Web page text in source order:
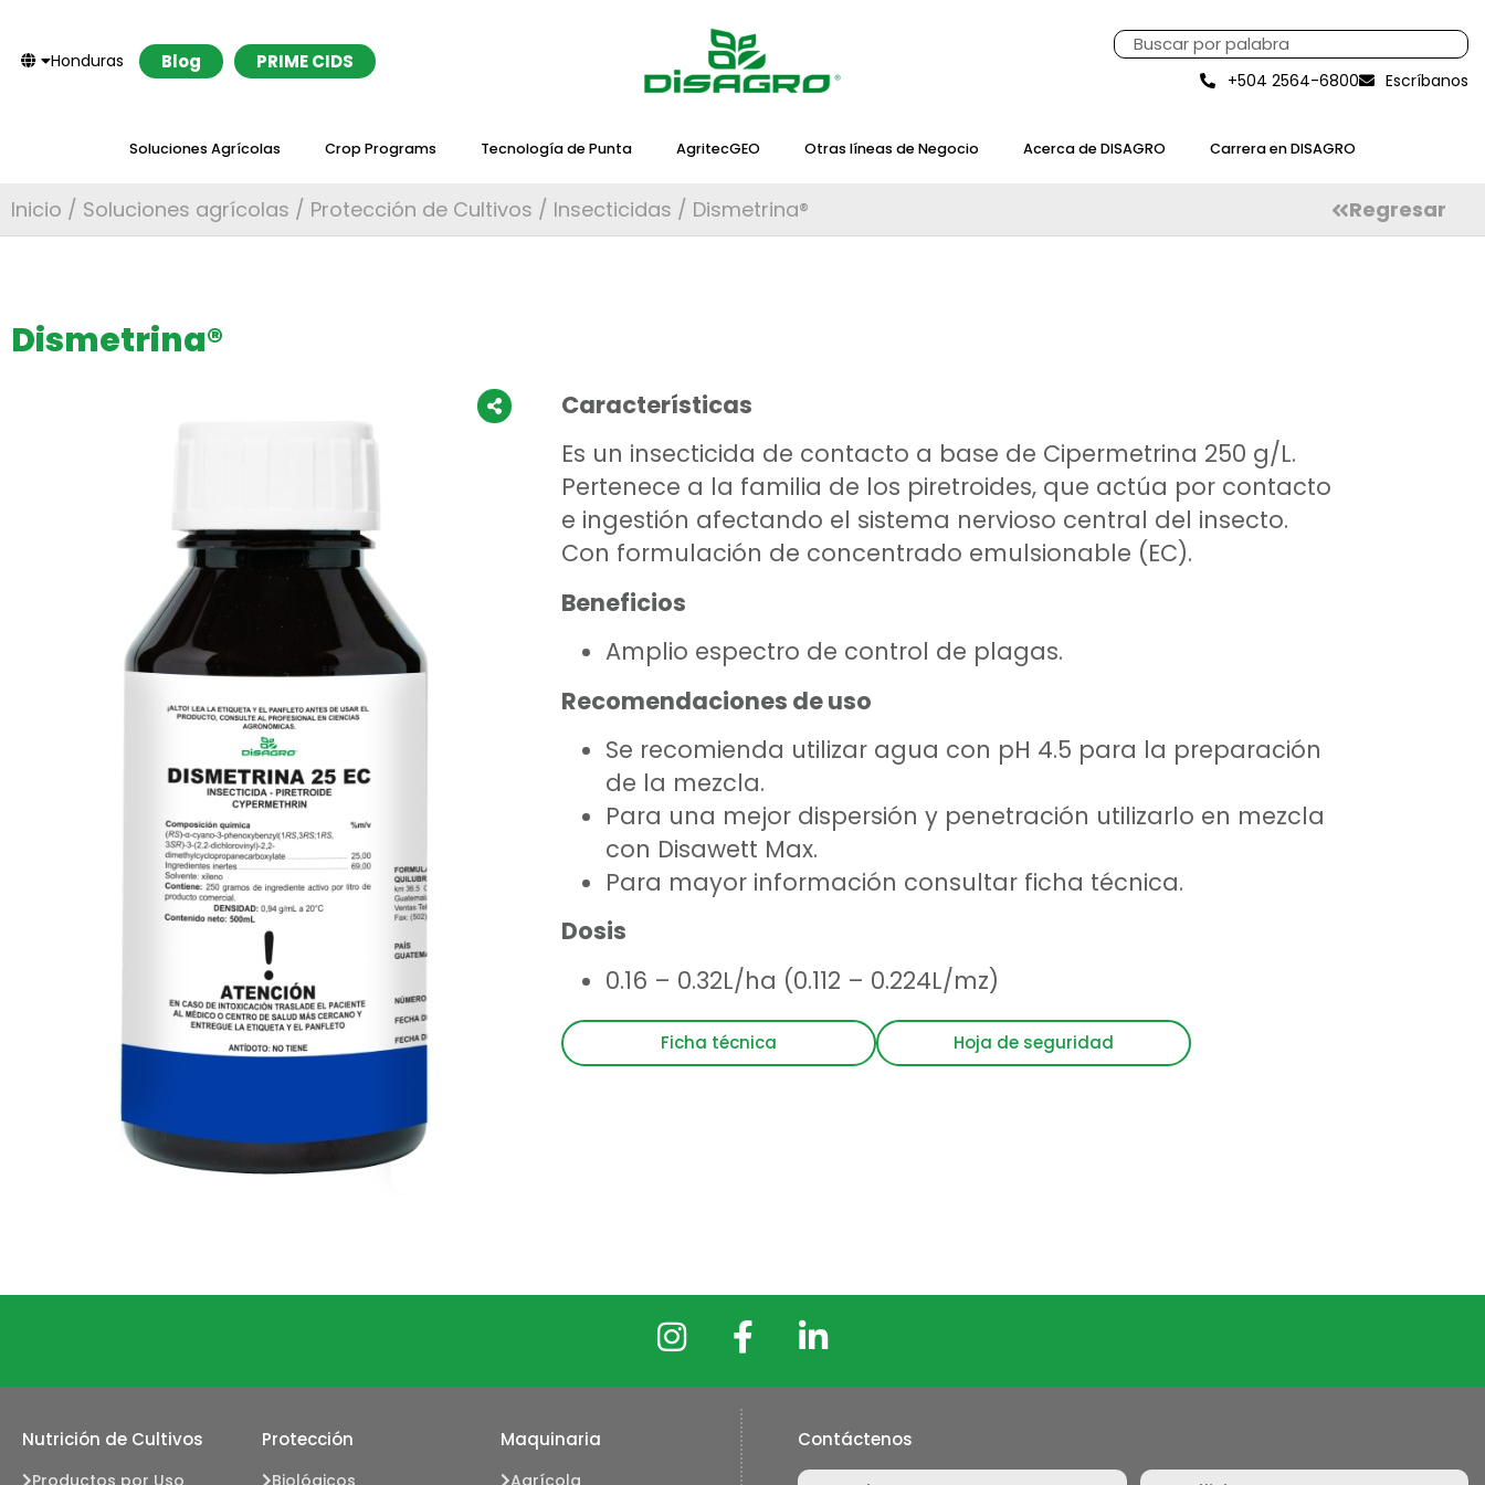
Honduras Blog PRIME CIDS
+504 2564-6800 Escríbanos
Soluciones Agrícolas Crop Programs Tecnología de Punta AgritecGEO Otras líneas de Negocio Acerca de DISAGRO Carrera en DISAGRO
Inicio / Soluciones agrícolas / Protección de Cultivos / Insecticidas / Dismetrina® Regresar
Dismetrina®
Características
Es un insecticida de contacto a base de Cipermetrina 250 g/L.
Pertenece a la familia de los piretroides, que actúa por contacto
e ingestión afectando el sistema nervioso central del insecto.
Con formulación de concentrado emulsionable (EC).
Beneficios
Amplio espectro de control de plagas.
Recomendaciones de uso
Se recomienda utilizar agua con pH 4.5 para la preparación
de la mezcla.
Para una mejor dispersión y penetración utilizarlo en mezcla
con Disawett Max.
Para mayor información consultar ficha técnica.
Dosis
0.16 – 0.32L/ha (0.112 – 0.224L/mz)
Ficha técnica Hoja de seguridad
Nutrición de Cultivos
Productos por Uso
Protección
Biológicos
Maquinaria
Agrícola
Contáctenos